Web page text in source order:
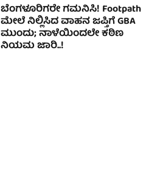
ಬೆಂಗಳೂರಿಗರೇ ಗಮನಿಸಿ! Footpath
ಮೇಲೆ ನಿಲ್ಲಿಸಿದ ವಾಹನ ಜಪ್ತಿಗೆ GBA
ಮುಂದು; ನಾಳೆಯಿಂದಲೇ ಕಠಿಣ
ನಿಯಮ ಜಾರಿ..!